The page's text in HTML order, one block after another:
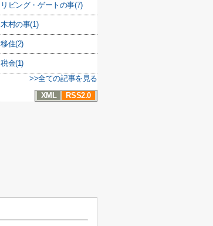
リビング・ゲートの事(7)
木村の事(1)
移住(2)
税金(1)
>>全ての記事を見る
XML
RSS2.0